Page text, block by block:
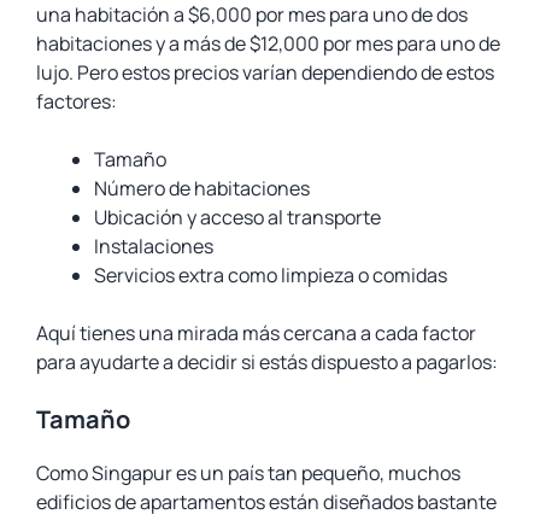
una habitación a $6,000 por mes para uno de dos
habitaciones y a más de $12,000 por mes para uno de
lujo. Pero estos precios varían dependiendo de estos
factores:
Tamaño
Número de habitaciones
Ubicación y acceso al transporte
Instalaciones
Servicios extra como limpieza o comidas
Aquí tienes una mirada más cercana a cada factor
para ayudarte a decidir si estás dispuesto a pagarlos:
Tamaño
Como Singapur es un país tan pequeño, muchos
edificios de apartamentos están diseñados bastante